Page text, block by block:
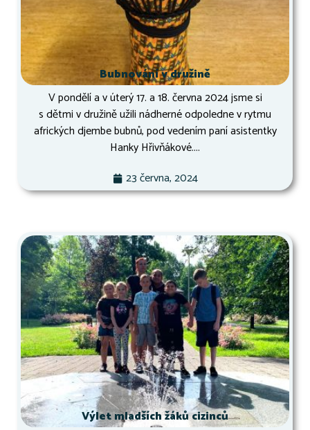
Bubnování v družině
V pondělí a v úterý 17. a 18. června 2024 jsme si
s dětmi v družině užili nádherné odpoledne v rytmu
afrických djembe bubnů, pod vedením paní asistentky
Hanky Hřivňákové....
23 června, 2024
Výlet mladších žáků cizinců